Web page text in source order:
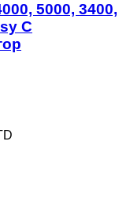
5000, 3400,
C